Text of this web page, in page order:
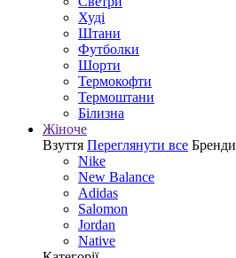
Худі
Штани
Футболки
Шорти
Термокофти
Термоштани
Білизна
Жіноче
Взуття Переглянути все Бренди
Nike
New Balance
Adidas
Salomon
Jordan
Native